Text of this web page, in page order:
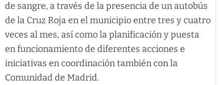
de sangre, a través de la presencia de un autobús
de la Cruz Roja en el municipio entre tres y cuatro
veces al mes, así como la planificación y puesta
en funcionamiento de diferentes acciones e
iniciativas en coordinación también con la
Comunidad de Madrid.